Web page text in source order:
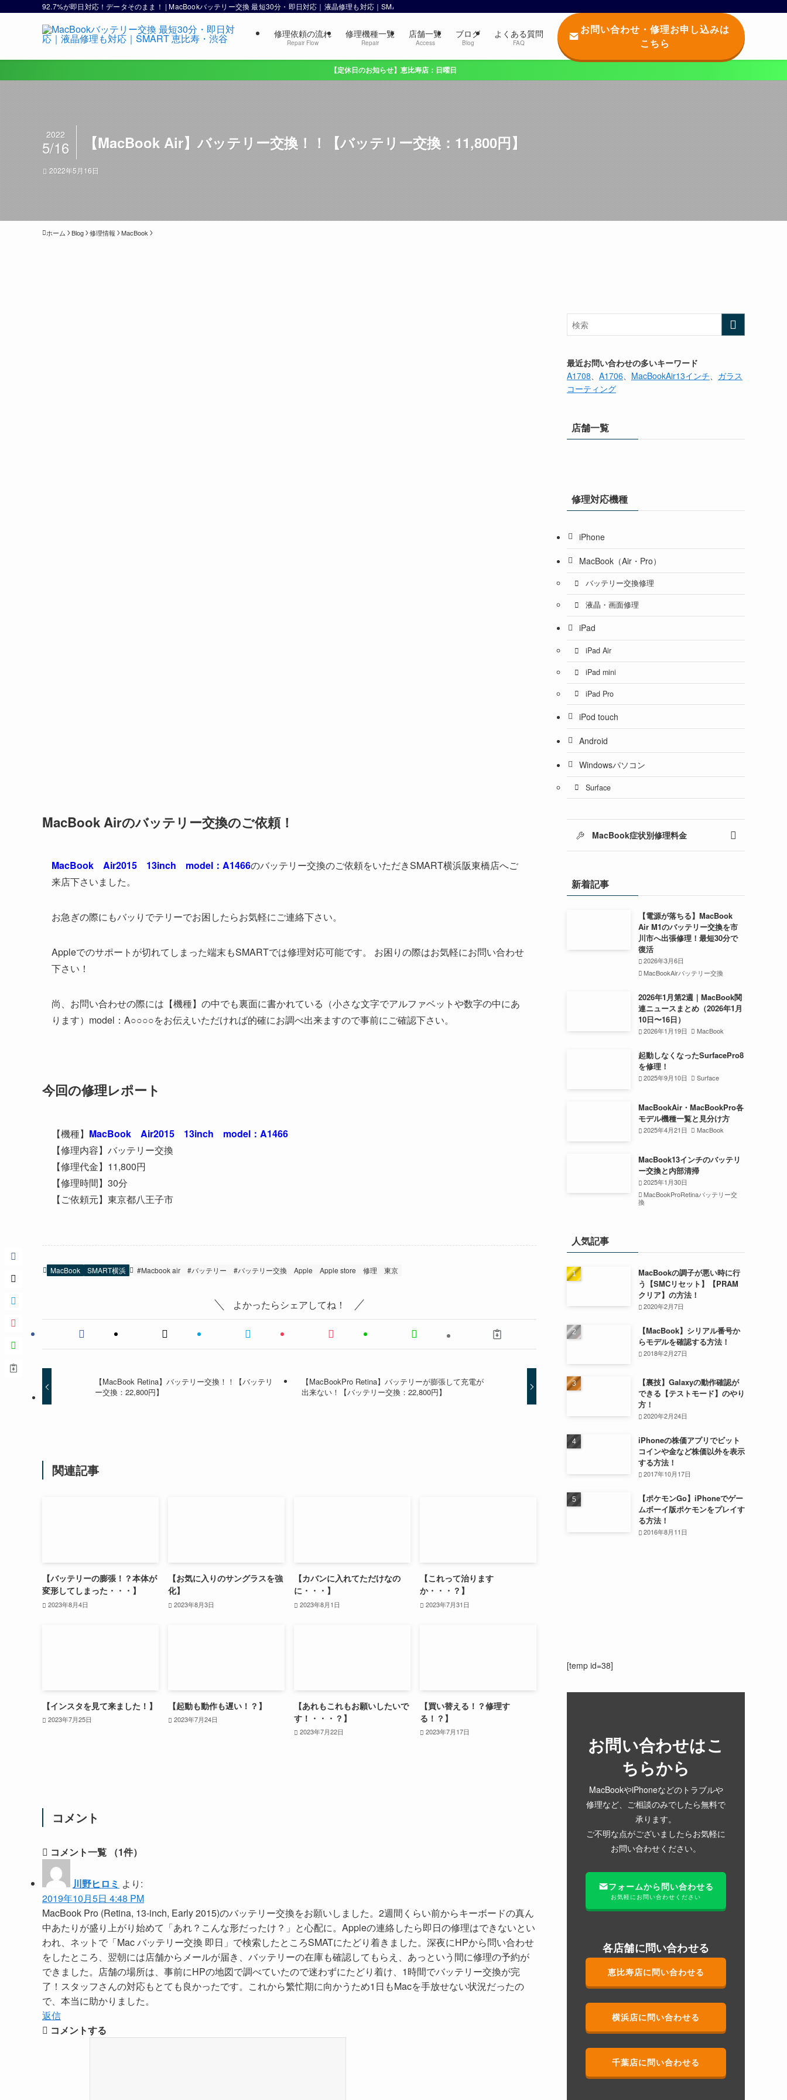
92.7%が即日対応！データそのまま！ | MacBookバッテリー交換 最短30分・即日対応｜液晶修理も対応｜SMART 恵比寿・渋谷
修理依頼の流れ
Repair Flow
修理機種一覧
Repair
店舗一覧
Access
ブログ
Blog
よくある質問
FAQ
お問い合わせ・修理お申し込みは
こちら
【定休日のお知らせ】恵比寿店：日曜日
【MacBook Air】バッテリー交換！！【バッテリー交換：11,800円】
2022
5/16
2022年5月16日
ホーム Blog 修理情報 MacBook
MacBook Airのバッテリー交換のご依頼！
MacBook Air2015 13inch model：A1466のバッテリー交換のご依頼をいただきSMART横浜阪東橋店へご
来店下さいました。
お急ぎの際にもバッりでテリーでお困したらお気軽にご連絡下さい。
Appleでのサポートが切れてしまった端末もSMARTでは修理対応可能です。 お困りの際はお気軽にお問い合わせ
下さい！
尚、お問い合わせの際には【機種】の中でも裏面に書かれている（小さな文字でアルファベットや数字の中にあ
ります）model：A○○○○をお伝えいただければ的確にお調べ出来ますので事前にご確認下さい。
今回の修理レポート
【機種】 MacBook Air2015 13inch model：A1466
【修理内容】バッテリー交換
【修理代金】11,800円
【修理時間】30分
【ご依頼元】東京都八王子市
MacBook SMART横浜 #Macbook air #バッテリー #バッテリー交換 Apple Apple store 修理 東京
よかったらシェアしてね！
【MacBook Retina】バッテリー交換！！【バッテリ
ー交換：22,800円】
【MacBookPro Retina】バッテリーが膨張して充電が
出来ない！【バッテリー交換：22,800円】
関連記事
【バッテリーの膨張！？本体が
変形してしまった・・・】
2023年8月4日
【お気に入りのサングラスを強
化】
2023年8月3日
【カバンに入れてただけなの
に・・・】
2023年8月1日
【これって治ります
か・・・？】
2023年7月31日
【インスタを見て来ました！】
2023年7月25日
【起動も動作も遅い！？】
2023年7月24日
【あれもこれもお願いしたいで
す！・・・？】
2023年7月22日
【買い替える！？修理す
る！？】
2023年7月17日
コメント
コメント一覧 （1件）
川野ヒロミ より:
2019年10月5日 4:48 PM
MacBook Pro (Retina, 13-inch, Early 2015)のバッテリー交換をお願いしました。2週間くらい前からキーボードの真ん
中あたりが盛り上がり始めて「あれ？こんな形だったけ？」と心配に。Appleの連絡したら即日の修理はできないとい
われ、ネットで「Mac バッテリー交換 即日」で検索したところSMATにたどり着きました。深夜にHPから問い合わせ
をしたところ、翌朝には店舗からメールが届き、バッテリーの在庫も確認してもらえ、あっという間に修理の予約が
できました。店舗の場所は、事前にHPの地図で調べていたので迷わずにたどり着け、1時間でバッテリー交換が完
了！スタッフさんの対応もとても良かったです。これから繁忙期に向かうため1日もMacを手放せない状況だったの
で、本当に助かりました。
返信
コメントする
最近お問い合わせの多いキーワード
A1708、 A1706、 MacBookAir13インチ、 ガラス
コーティング
店舗一覧
修理対応機種
iPhone
MacBook（Air・Pro）
バッテリー交換修理
液晶・画面修理
iPad
iPad Air
iPad mini
iPad Pro
iPod touch
Android
Windowsパソコン
Surface
MacBook症状別修理料金
新着記事
【電源が落ちる】MacBook
Air M1のバッテリー交換を市
川市へ出張修理！最短30分で
復活
2026年3月6日
MacBookAirバッテリー交換
2026年1月第2週｜MacBook関
連ニュースまとめ（2026年1月
10日〜16日）
2026年1月19日 MacBook
起動しなくなったSurfacePro8
を修理！
2025年9月10日 Surface
MacBookAir・MacBookPro各
モデル機種一覧と見分け方
2025年4月21日 MacBook
MacBook13インチのバッテリ
ー交換と内部清掃
2025年1月30日
MacBookProRetinaバッテリー交
換
人気記事
MacBookの調子が悪い時に行
う【SMCリセット】【PRAM
クリア】の方法！
2020年2月7日
【MacBook】シリアル番号か
らモデルを確認する方法！
2018年2月27日
【裏技】Galaxyの動作確認が
できる【テストモード】のやり
方！
2020年2月24日
iPhoneの株価アプリでビット
コインや金など株価以外を表示
する方法！
2017年10月17日
【ポケモンGo】iPhoneでゲー
ムボーイ版ポケモンをプレイす
る方法！
2016年8月11日
[temp id=38]
お問い合わせはこ
ちらから
MacBookやiPhoneなどのトラブルや
修理など、ご相談のみでしたら無料で
承ります。
ご不明な点がございましたらお気軽に
お問い合わせください。
フォームから問い合わせる
お気軽にお問い合わせください
各店舗に問い合わせる
恵比寿店に問い合わせる
横浜店に問い合わせる
千葉店に問い合わせる